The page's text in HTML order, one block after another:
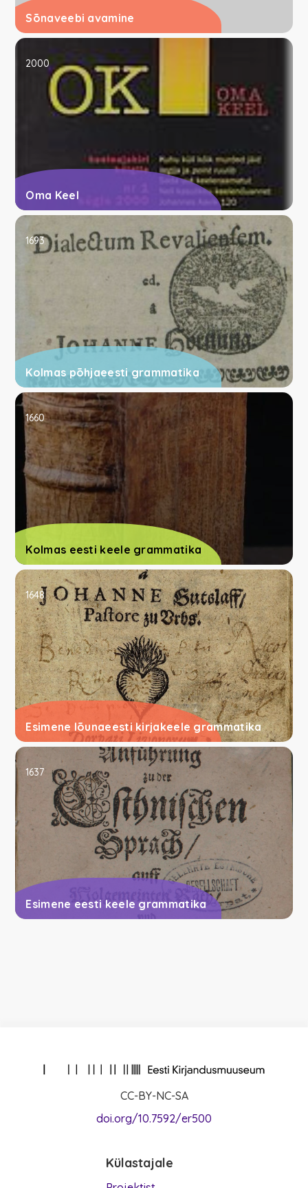
Sõnaveebi avamine
Oma Keel
2000
Kolmas põhjaeesti grammatika
1693
Kolmas eesti keele grammatika
1660
Esimene lõunaeesti kirjakeele grammatika
1648
Esimene eesti keele grammatika
1637
Külastajale
CC-BY-NC-SA
doi.org/10.7592/er500